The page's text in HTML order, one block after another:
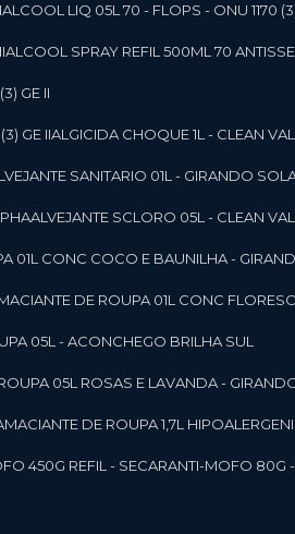
ALCOOL LIQ 05L 70 - FLOPS - ONU 1170
ALCOOL SPRAY REFIL 500ML 70
GE II
GE II ALGICIDA CHOQUE 1L - CLEAN
ALVEJANTE SANITARIO 01L - GIRANDO SOL
ALVEJANTE SCLORO 05L - CLEAN
01L CONC COCO E BAUNILHA -
DE ROUPA 01L CONC
05L - ACONCHEGO BRILHA SUL
ROUPA 05L ROSAS E LAVANDA -
AMACIANTE DE ROUPA 1,7L
450G REFIL - SECAR ANTI-MOFO 80G